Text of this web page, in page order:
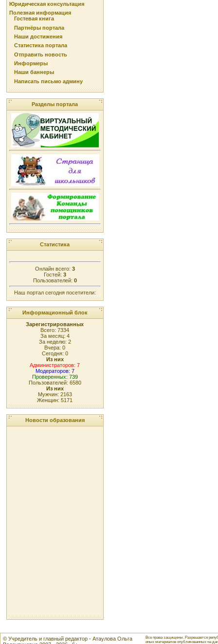
Юридическая консультация
Полезная информация
Гостевая книга
Партнёры портала
Наши достижения
Статистика портала
Отправить новость
Информеры
Наши баннеры
Написать письмо админу
Разделы портала
Статистика
Онлайн всего: 3
Гостей: 3
Пользователей: 0
Наш портал сегодня посетители:
Информационный блок
Зарегистрированных
Всего: 7334
За месяц: 4
За неделю: 2
Вчера: 0
Сегодня: 0
Из них
Администраторов: 7
Модераторов: 7
Проверенных: 739
Пользователей: 6580
Из них
Мужчин: 2163
Женщин: 5171
Новости образования
© Учредитель и главный редактор - Атаулова Ольга
Все права защищены. Разрешается
иных материалов опубликованных на